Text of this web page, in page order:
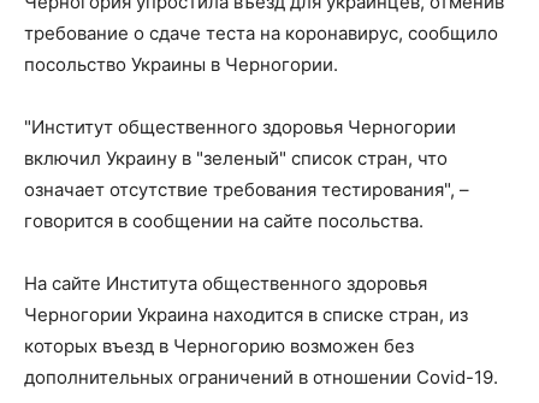
требование о сдаче теста на коронавирус, сообщило
посольство Украины в Черногории.
"Институт общественного здоровья Черногории
включил Украину в "зеленый" список стран, что
означает отсутствие требования тестирования", –
говорится в сообщении на сайте посольства.
На сайте Института общественного здоровья
Черногории Украина находится в списке стран, из
которых въезд в Черногорию возможен без
дополнительных ограничений в отношении Covid-19.